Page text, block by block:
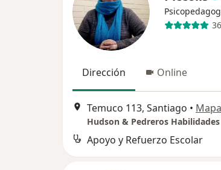
Dirección Online
Temuco 113, Santiago • Mapa
Hudson & Pedreros
Apoyo y Refuerzo Escolar